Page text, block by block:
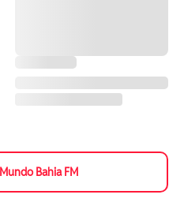
Mundo Bahia FM